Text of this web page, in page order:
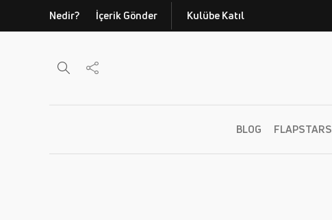
Nedir? İçerik Gönder Kulübe Katıl
BLOG FLAPSTARS